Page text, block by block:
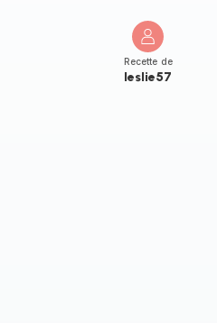
Recette de
leslie57